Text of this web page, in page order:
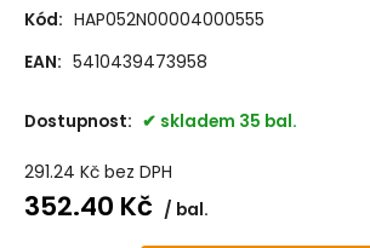
Kód: HAP052N00004000555
EAN: 5410439473958
Dostupnost: skladem 35 bal.
291.24 Kč bez DPH
352.40 Kč bal.